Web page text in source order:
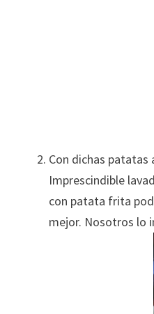
Con dichas
Imprescindible
con patata frita
mejor. Nosotros lo